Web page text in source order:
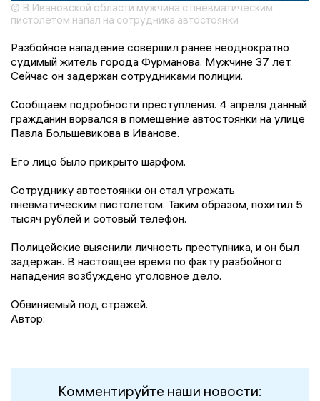
© В Ивановской области мужчина с пневматическим
пистолетом напал на сотрудника автостоянки
Разбойное нападение совершил ранее неоднократно
судимый житель города Фурманова. Мужчине 37 лет.
Сейчас он задержан сотрудниками полиции.
Сообщаем подробности преступления. 4 апреля данный
гражданин ворвался в помещение автостоянки на улице
Павла Большевикова в Иванове.
Его лицо было прикрыто шарфом.
Сотруднику автостоянки он стал угрожать
пневматическим пистолетом. Таким образом, похитил 5
тысяч рублей и сотовый телефон.
Полицейские выяснили личность преступника, и он был
задержан. В настоящее время по факту разбойного
нападения возбуждено уголовное дело.
Обвиняемый под стражей.
Автор:
Комментируйте наши новости: